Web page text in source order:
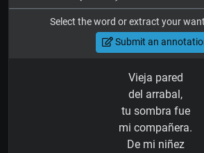
Select the word or extract your
Submit an
Vieja pared
del arrabal,
tu sombra fue
mi compañera.
De mi niñez